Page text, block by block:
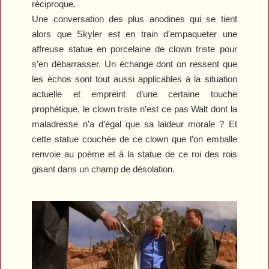
réciproque.
Une conversation des plus anodines qui se tient
alors que Skyler est en train d’empaqueter une
affreuse statue en porcelaine de clown triste pour
s’en débarrasser. Un échange dont on ressent que
les échos sont tout aussi applicables à la situation
actuelle et empreint d’une certaine touche
prophétique, le clown triste n’est ce pas Walt dont la
maladresse n’a d’égal que sa laideur morale ? Et
cette statue couchée de ce clown que l’on emballe
renvoie au poème et à la statue de ce roi des rois
gisant dans un champ de désolation.